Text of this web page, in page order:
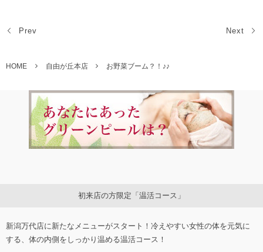
Prev Next
HOME 自由が丘本店 お野菜ブーム？！♪♪
初来店の方限定「温活コース」
新潟万代店に新たなメニューがスタート！冷えやすい女性の体を元気に
する、体の内側をしっかり温める温活コース！